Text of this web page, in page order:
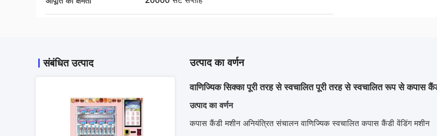
संबंधित उत्पाद उत्पाद का वर्णन
वाणिज्यिक सिक्का पूरी तरह से स्वचालित पूरी तरह से स्वचालित रूप से कपास
उत्पाद का वर्णन
कपास कैंडी मशीन अनियंत्रित संचालन वाणिज्यिक स्वचालित कपास कैंडी वेंडिंग मशीन